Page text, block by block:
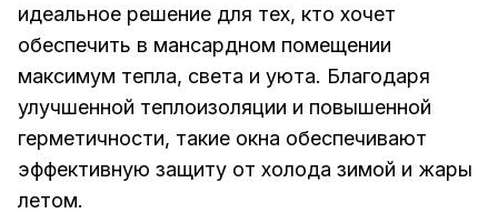
идеальное решение для тех, кто хочет
обеспечить в мансардном помещении
максимум тепла, света и уюта. Благодаря
улучшенной теплоизоляции и повышенной
герметичности, такие окна обеспечивают
эффективную защиту от холода зимой и жары
летом.